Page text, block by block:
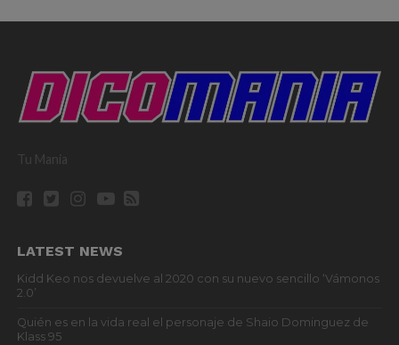
Tu Mania
LATEST NEWS
Kidd Keo nos devuelve al 2020 con su nuevo sencillo ‘Vámonos
2.0’
Quién es en la vida real el personaje de Shaio Dominguez de
Klass 95